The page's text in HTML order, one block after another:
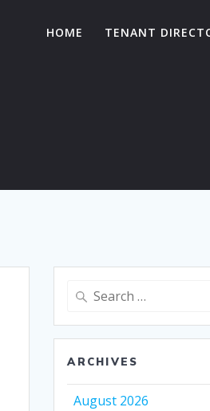
HOME TENANT
Search
ARCHIVES
August 2026